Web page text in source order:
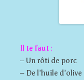
Il te faut :
– Un rôti de porc
– De l’huile d’olive